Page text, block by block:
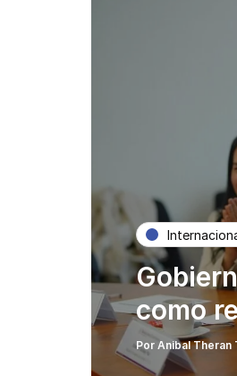
como
Por Anibal Theran